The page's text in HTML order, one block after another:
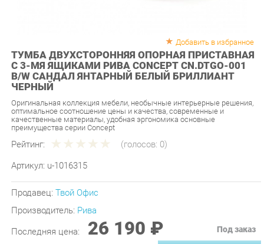
ТУМБА ДВУХСТОРОННЯЯ ОПОРНАЯ ПРИСТАВНАЯ
С 3-МЯ ЯЩИКАМИ РИВА CONCEPT CN.DTGO-001
B/W САНДАЛ ЯНТАРНЫЙ БЕЛЫЙ БРИЛЛИАНТ
ЧЕРНЫЙ
Оригинальная коллекция мебели, необычные интерьерные решения,
качественные материалы, удобная эргономика основные
преимущества серии Concept
Рейтинг: (голосов:0)
Артикул: u-1016315
Продавец: Твой Офис
Производитель:Рива
Последняя цена: 26 190 ₽
- +
ЗАКАЗАТЬ